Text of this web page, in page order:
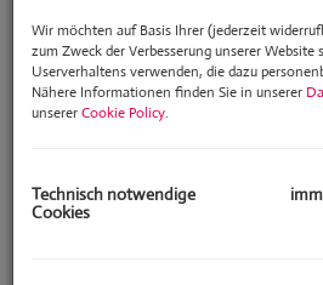
Wir möchten auf Basis Ihrer (jederzeit
zum Zweck der Verbesserung unserer Website
Userverhaltens verwenden, die dazu
Nähere Informationen finden Sie in unserer
unsererCookie Policy.
Technisch notwendige
Cookies